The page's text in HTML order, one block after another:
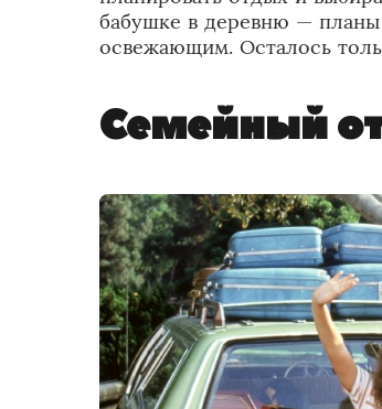
бабушке в деревню —
освежающим. Осталось
Семейный